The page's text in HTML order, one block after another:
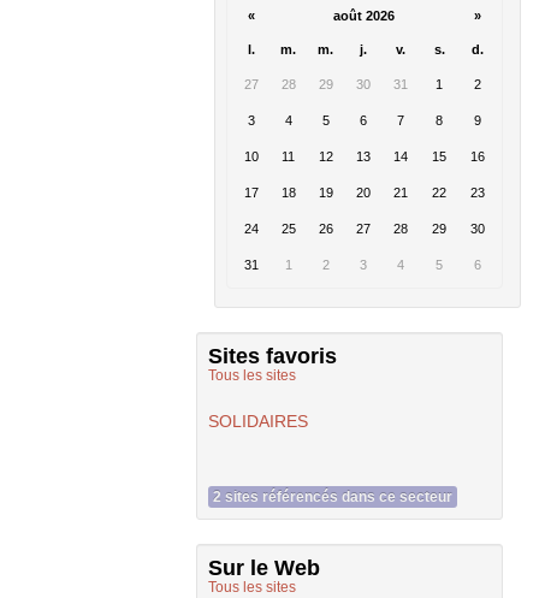
« août 2026 »
l. m. m. j. v. s. d.
27 28 29 30 31 1 2
3 4 5 6 7 8 9
10 11 12 13 14 15 16
17 18 19 20 21 22 23
24 25 26 27 28 29 30
31 1 2 3 4 5 6
Sites favoris
Tous les sites
SOLIDAIRES
2 sites référencés dans ce secteur
Sur le Web
Tous les sites